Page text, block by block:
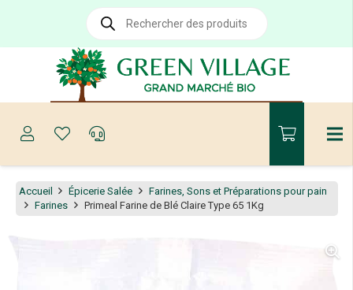
Recherche
produits
Accueil Épicerie Salée
Farines, Sons et Préparations pour pain
Farines
Primeal Farine de Blé Claire Type 65 1Kg